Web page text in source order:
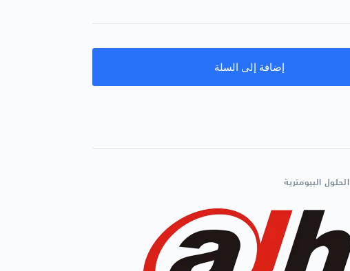
إضافة إلى السلة
الحلول البيومترية